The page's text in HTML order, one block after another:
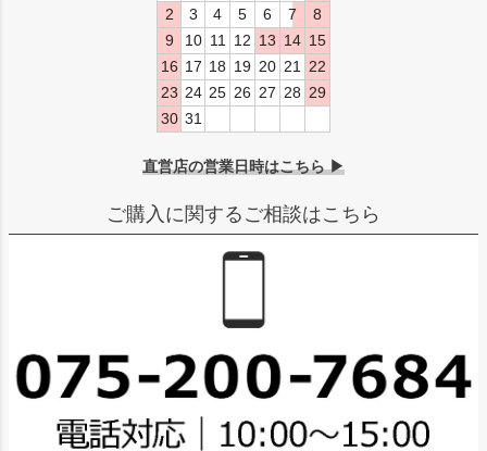
2
3 4 5 6 7
8
9
10 11 12 13 14 15
16 17 18 19 20 21
22
23 24 25 26 27 28 29
30 31
直営店の営業日時はこちら ▶
ご購入に関するご相談はこちら